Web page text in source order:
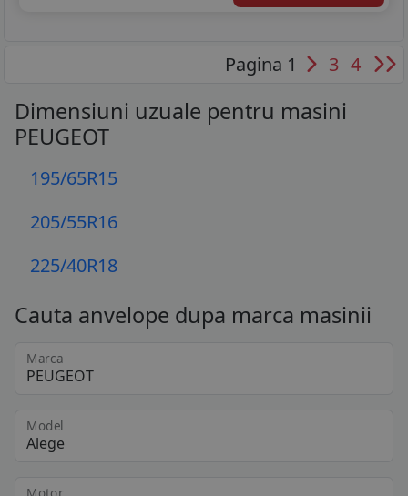
Pagina 1 3 4
Dimensiuni uzuale pentru masini
PEUGEOT
195/65R15
205/55R16
225/40R18
Cauta anvelope dupa marca masinii
Marca
Model